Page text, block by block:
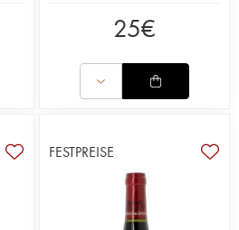
25€
FESTPREISE